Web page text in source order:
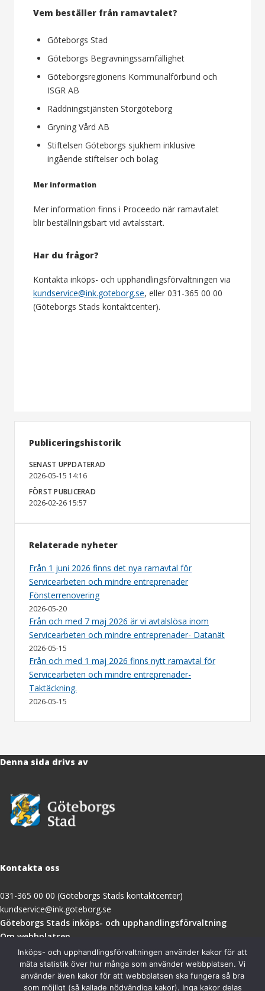
Vem beställer från ramavtalet?
Göteborgs Stad
Göteborgs Begravningssamfällighet
Göteborgsregionens Kommunalförbund och
ISGR AB
Räddningstjänsten Storgöteborg
Gryning Vård AB
Stiftelsen Göteborgs sjukhem inklusive
ingående stiftelser och bolag
Mer information
Mer information finns i Proceedo när ramavtalet
blir beställningsbart vid avtalsstart.
Har du frågor?
Kontakta inköps- och upphandlingsförvaltningen via
kundservice@ink.goteborg.se, eller 031-365 00 00
(Göteborgs Stads kontaktcenter).
Publiceringshistorik
SENAST UPPDATERAD
2026-05-15 14:16
FÖRST PUBLICERAD
2026-02-26 15:57
Relaterade nyheter
Från 1 juni 2026 finns det nya ramavtal för
Servicearbeten och mindre entreprenader
Fönsterrenovering
2026-05-20
Från och med 7 maj 2026 är vi avtalslösa inom
Servicearbeten och mindre entreprenader- Datanät
2026-05-15
Från och med 1 maj 2026 finns nytt ramavtal för
Servicearbeten och mindre entreprenader-
Taktäckning.
2026-05-15
Denna sida drivs av
Kontakta oss
031-365 00 00 (Göteborgs Stads kontaktcenter)
kundservice@ink.goteborg.se
Göteborgs Stads inköps- och upphandlingsförvaltning(öppnas
nytt
fönster)
Om webbplatsen
Tillgänglighetsredogörelse
Besöksadress
Inköps- och upphandlingsförvaltningen använder kakor för att
mäta statistik över hur många som använder webbplatsen. Vi
använder även kakor för att webbplatsen ska fungera så bra
som möjligt (så kallade nödvändiga kakor). Inga kakor delas